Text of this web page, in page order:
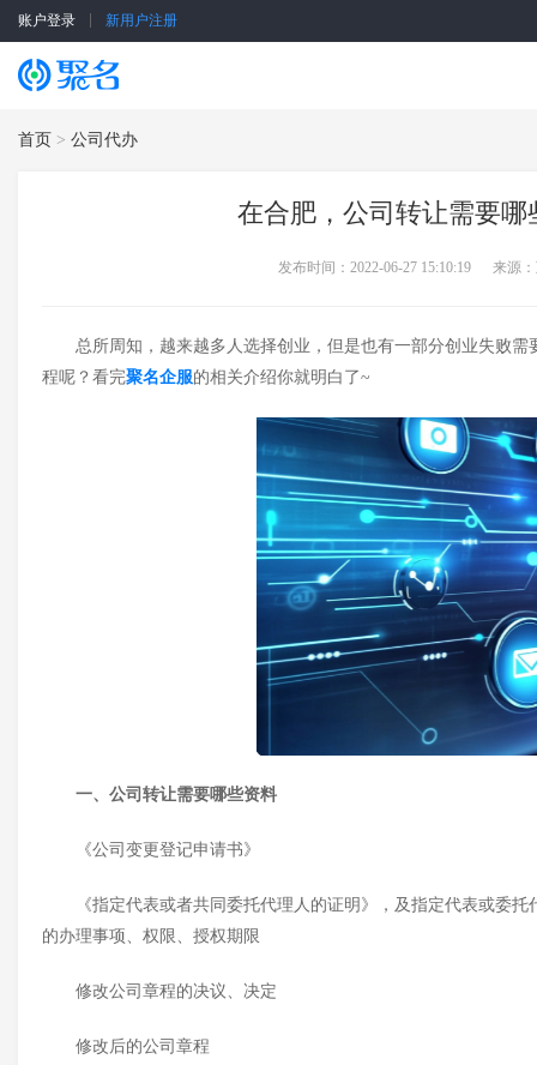
账户登录 新用户注册
首页 > 公司代办
在合肥，公司转让需要
发布时间：2022-06-27 15:10:19 来源
总所周知，越来越多人选择创业，但是也有一部分创业失败
程呢？看完聚名企服的相关介绍你就明白了~
一、 公司转让需要哪些资料
《公司变更登记申请书》
《指定代表或者共同委托代理人的证明》，及指定代表或委
的办理事项、权限、授权期限
修改公司章程的决议、决定
修改后的公司章程